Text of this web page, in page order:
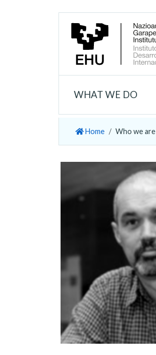
WHAT WE DO
Home Who we are